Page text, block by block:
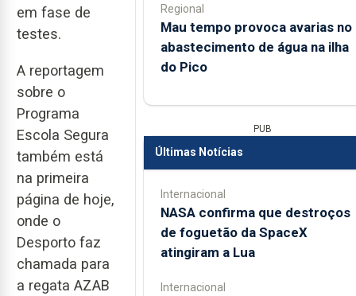
em fase de
testes.
A reportagem
sobre o
Programa
Escola Segura
também está
na primeira
página de hoje,
onde o
Desporto faz
chamada para
a regata AZAB
Regional
Mau tempo provoca avarias no
abastecimento de água na ilha
do Pico
PUB
Últimas Notícias
Internacional
NASA confirma que destroços
de foguetão da SpaceX
atingiram a Lua
Internacional